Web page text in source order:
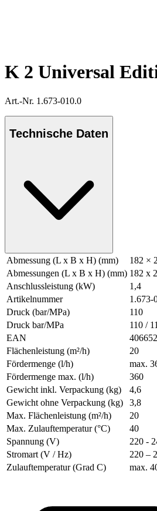
K 2 Universal
Art.-Nr. 1.673-010.0
Technische Daten
Abmessung (L x B x H) (mm)
182 ×
Abmessungen (L x B x H) (mm) 182 x
Anschlussleistung (kW)
1,4
Artikelnummer
1.673-
Druck (bar/MPa)
110
Druck bar/MPa
110 / 11
EAN
Flächenleistung (m²/h)
20
Fördermenge (l/h)
max.
Fördermenge max. (l/h)
360
Gewicht inkl. Verpackung (kg)
4,6
Gewicht ohne Verpackung (kg)
3,8
Max. Flächenleistung (m²/h)
20
Max. Zulauftemperatur (°C)
40
Spannung (V)
220 -
Stromart (V / Hz)
220 –
Zulauftemperatur (Grad C)
max.